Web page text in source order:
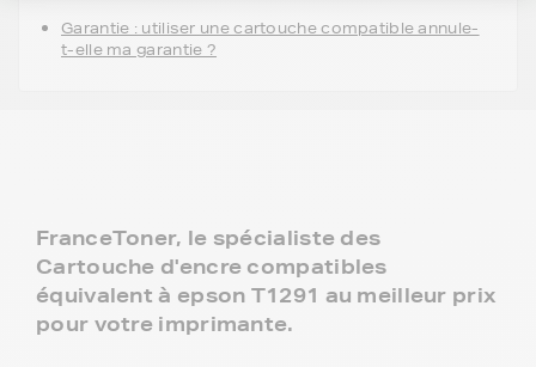
Garantie : utiliser une cartouche compatible annule-
t-elle ma garantie ?
FranceToner, le spécialiste des
Cartouche d'encre compatibles
équivalent à epson T1291 au meilleur prix
pour votre imprimante.